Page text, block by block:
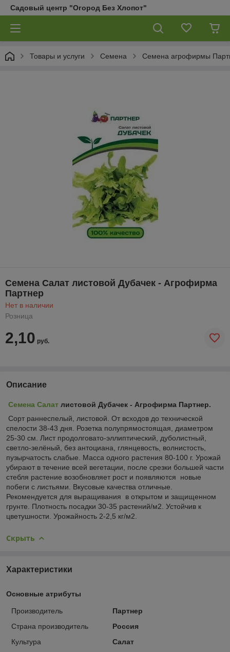
Садовый центр "Огород Без Хлопот"
Товары и услуги Семена Семена агрофирмы
Семена Салат листовой Дубачек - Агрофирма
Партнер
Нет в наличии
Розница
2,10 руб.
Описание
Семена Салат листовой Дубачек - Агрофирма Партнер.
Сорт раннеспелый, листовой. От всходов до технической
спелости 38-43 дня. Розетка полупрямостоящая, диаметром
25-30 см. Лист продолговато-эллиптический, дуболистный,
светло-зелёный, без антоциана, глянцевость, волнистость,
пузырчатость слабые. Масса одного растения 80-100 г. Урожай
убирают в течение всей вегетации, после срезки большей части
стебля растение возобновляет рост и появляются новые
побеги с листьями. Вкусовые качества отличные.
Рекомендуется для выращивания в открытом и защищенном
грунте. Плотность посадки 30-35 растений/м2. Устойчив к
цветушности. Урожайность 2-2,5 кг/м2.
Скрыть
Характеристики
Основные атрибуты
Производитель
Партнер
Страна производитель
Россия
Культура
Салат